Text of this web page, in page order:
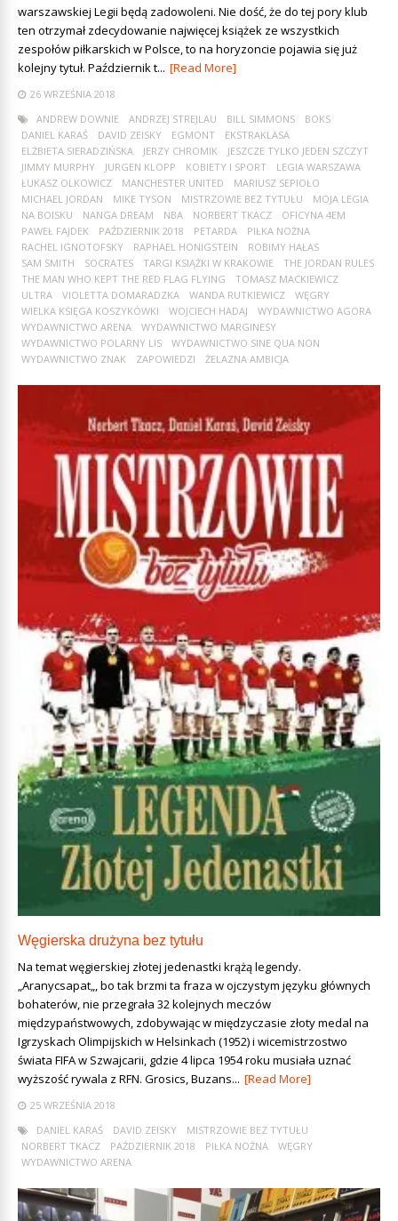
warszawskiej Legii będą zadowoleni. Nie dość, że do tej pory klub
ten otrzymał zdecydowanie najwięcej książek ze wszystkich
zespołów piłkarskich w Polsce, to na horyzoncie pojawia się już
kolejny tytuł. Październik t... [Read More]
26 WRZEŚNIA 2018
ANDREW DOWNIE
ANDRZEJ STREJLAU BILL SIMMONS
BOKS
DANIEL KARAŚ
DAVID ZEISKY EGMONT
EKSTRAKLASA
ELŻBIETA SIERADZIŃSKA
JERZY CHROMIK
JESZCZE TYLKO JEDEN SZCZYT
JIMMY MURPHY
JURGEN KLOPP KOBIETY I SPORT
LEGIA WARSZAWA
ŁUKASZ OLKOWICZ
MANCHESTER UNITED
MARIUSZ SEPIOŁO
MICHAEL JORDAN
MIKE TYSON MISTRZOWIE BEZ TYTUŁU
MOJA LEGIA
NA BOISKU
NANGA DREAM NBA NORBERT TKACZ
OFICYNA 4EM
PAWEŁ FAJDEK
PAŹDZIERNIK 2018 PETARDA
PIŁKA NOŻNA
RACHEL IGNOTOFSKY
RAPHAEL HONIGSTEIN
ROBIMY HAŁAS
SAM SMITH
SOCRATES TARGI KSIĄŻKI W KRAKOWIE
THE JORDAN RULES
THE MAN WHO KEPT THE RED FLAG FLYING
TOMASZ MACKIEWICZ
ULTRA
VIOLETTA DOMARADZKA WANDA RUTKIEWICZ
WĘGRY
WIELKA KSIĘGA KOSZYKÓWKI
WOJCIECH HADAJ
WYDAWNICTWO AGORA
WYDAWNICTWO ARENA
WYDAWNICTWO MARGINESY
WYDAWNICTWO POLARNY LIS
WYDAWNICTWO SINE QUA NON
WYDAWNICTWO ZNAK
ZAPOWIEDZI ŻELAZNA AMBICJA
Węgierska drużyna bez tytułu
Na temat węgierskiej złotej jedenastki krążą legendy.
„Aranycsapat„, bo tak brzmi ta fraza w ojczystym języku głównych
bohaterów, nie przegrała 32 kolejnych meczów
międzypaństwowych, zdobywając w międzyczasie złoty medal na
Igrzyskach Olimpijskich w Helsinkach (1952) i wicemistrzostwo
świata FIFA w Szwajcarii, gdzie 4 lipca 1954 roku musiała uznać
wyższość rywala z RFN. Grosics, Buzans... [Read More]
25 WRZEŚNIA 2018
DANIEL KARAŚ
DAVID ZEISKY
MISTRZOWIE BEZ TYTUŁU
NORBERT TKACZ
PAŹDZIERNIK 2018 PIŁKA NOŻNA
WĘGRY
WYDAWNICTWO ARENA